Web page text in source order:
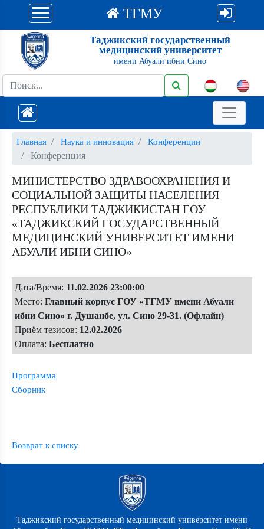
ТГМУ
Таджикский государственный
медицинский университет
имени Абуали ибни Сино
Главная Наука и инновация Конференции
Конференция
МИНИСТЕРСТВО ЗДРАВООХРАНЕНИЯ И
СОЦИАЛЬНОЙ ЗАЩИТЫ НАСЕЛЕНИЯ
РЕСПУБЛИКИ ТАДЖИКИСТАН ГОУ
«ТАДЖИКСКИЙ ГОСУДАРСТВЕННЫЙ
МЕДИЦИНСКИЙ УНИВЕРСИТЕТ ИМЕНИ
АБУАЛИ ИБНИ СИНО»
Дата/Время: 11.02.2026 23:00:00
Место: Главный корпус ГОУ «ТГМУ имени Абуали
ибни Сино» г. Душанбе, ул. Сино 29-31. (Офлайн)
Приём тезисов: 12.02.2026
Оплата: Бесплатно
Программа
Сборник
Возврат к списку
Таджикский государственный медицинский университет имени